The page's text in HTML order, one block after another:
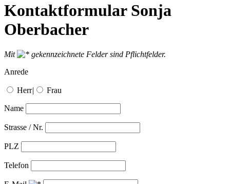
Kontaktformular Sonja
Oberbacher
Mit
gekennzeichnete Felder sind Pflichtfelder.
Anrede
Herr| Frau
Name
Strasse / Nr.
PLZ
Telefon